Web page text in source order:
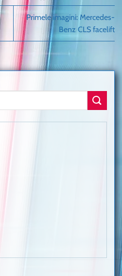
Primele imagini: Mercedes-
Benz CLS facelift